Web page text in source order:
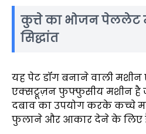
कुत्ते का भोजन पेललेट
सिद्धांत
यह पेट डॉग बनाने वाली
एक्सट्रूज़न फुफ्फुसीय मशीन है
दबाव का उपयोग करके कच्चे
फुलाने और आकार देने के लिए